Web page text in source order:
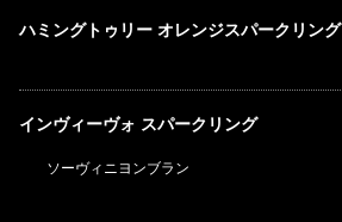
ハミングトゥリー オレンジスパークリング
インヴィーヴォ スパークリング
ソーヴィニヨンブラン